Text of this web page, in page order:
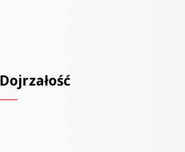
Dojrzałość